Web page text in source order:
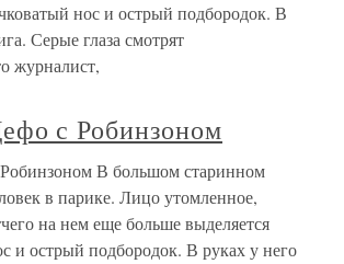
нос и острый подбородок. В
Серые глаза смотрят
журналист,
с Робинзоном
В большом старинном
в парике. Лицо утомленное,
на нем еще больше выделяется
и острый подбородок. В руках у него